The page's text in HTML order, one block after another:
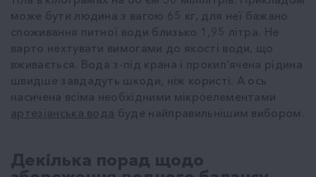
може бути людина з вагою 65 кг, для неї бажано
споживання питної води близько 1,95 літра. Не
варто нехтувати вимогами до якості води, що
вживається. Вода з-під крана і прокип'ячена рідина
швидше завдадуть шкоди, ніж користі. А ось
насичена всіма необхідними мікроелементами
артезіанська вода буде найправильнішим вибором.
Декілька порад щодо